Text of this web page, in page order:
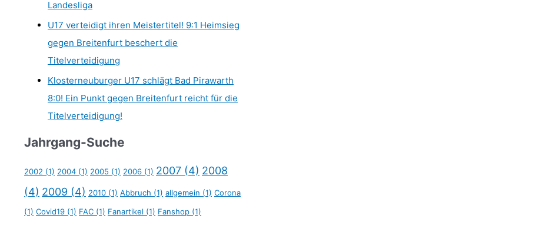
Landesliga
U17 verteidigt ihren Meistertitel! 9:1 Heimsieg
gegen Breitenfurt beschert die
Titelverteidigung
Klosterneuburger U17 schlägt Bad Pirawarth
8:0! Ein Punkt gegen Breitenfurt reicht für die
Titelverteidigung!
Jahrgang-Suche
2002 (1) 2004 (1) 2005 (1) 2006 (1) 2007 (4) 2008
(4) 2009 (4) 2010 (1) Abbruch (1) allgemein (1) Corona
(1) Covid19 (1) FAC (1) Fanartikel (1) Fanshop (1)